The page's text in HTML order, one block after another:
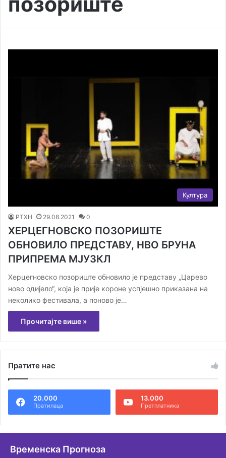
Култура
РТХН 29.08.2021 0
ХЕРЦЕГНОВСКО ПОЗОРИШТЕ
ОБНОВИЛО ПРЕДСТАВУ, НВО БРУНА
ПРИПРЕМА МЈУЗКЛ
Херцегновско позориште обновило је представу „Царево
ново одијело“, која је прије короне успјешно приказана на
неколико фестивала, а поново је…
Прочитајте више »
Пратите нас
20.000
Пратилаца
13.000
Претплатника
Временска Прогноза